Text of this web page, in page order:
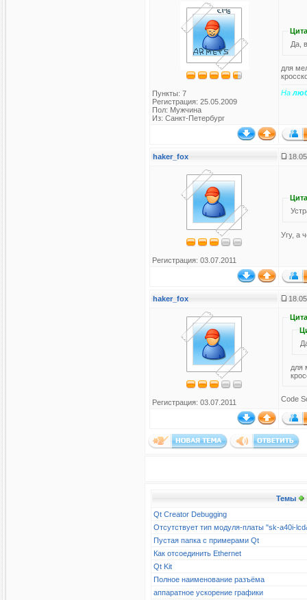
Пункты: 7
Регистрация: 25.05.2009
Пол: Мужчина
Из: Санкт-Петербург
Да,
для
На
haker_fox
Регистрация: 03.07.2011
Угу, а
haker_fox
Регистрация: 03.07.2011
для
Code
Темы
Qt Creator Debugging
Отсутствует тип модуля-платы "sk-a40i-
Пустая папка с примерами Qt
Как отсоединить Ethernet
Qt Kit
Полное наименование разъёма
аппаратное ускорение графики